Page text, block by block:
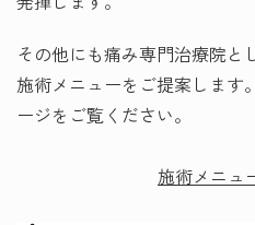
その他にも痛み専門治療院と
施術メニューをご提案します
ージをご覧ください。
施術メニュ